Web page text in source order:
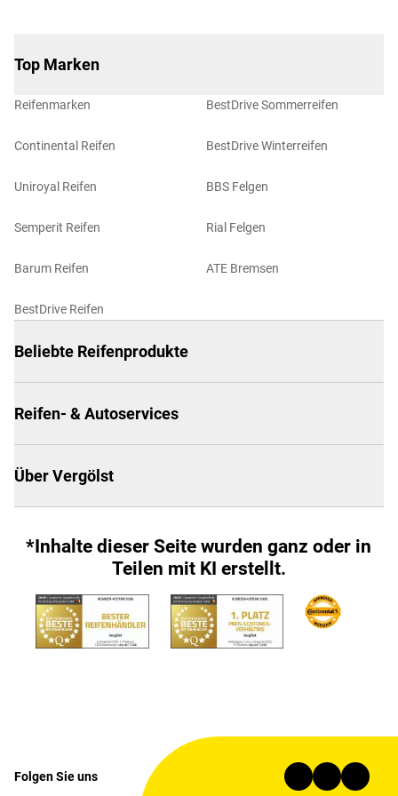
Top Marken
Reifenmarken
Continental Reifen
Uniroyal Reifen
Semperit Reifen
Barum Reifen
BestDrive Reifen
BestDrive Sommerreifen
BestDrive Winterreifen
BBS Felgen
Rial Felgen
ATE Bremsen
Beliebte Reifenprodukte
Reifen- & Autoservices
Über Vergölst
*Inhalte dieser Seite wurden ganz oder in
Teilen mit KI erstellt.
Folgen Sie uns